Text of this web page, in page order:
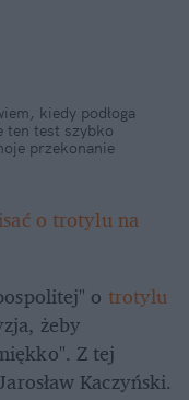
kiedy podłoga
ten test szybko
przekonanie
o trotylu na
o trotylu
żeby
Z tej
Kaczyński.